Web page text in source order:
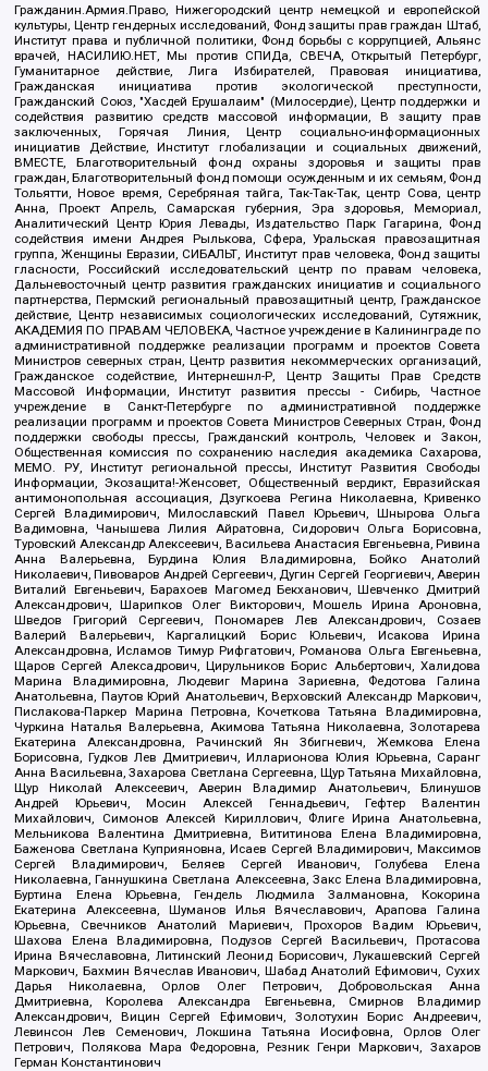
Гражданин.Армия.Право, Нижегородский центр немецкой и европейской
культуры, Центр гендерных исследований, Фонд защиты прав граждан Штаб,
Институт права и публичной политики, Фонд борьбы с коррупцией, Альянс
врачей, НАСИЛИЮ.НЕТ, Мы против СПИДа, СВЕЧА, Открытый Петербург,
Гуманитарное действие, Лига Избирателей, Правовая инициатива,
Гражданская инициатива против экологической преступности,
Гражданский Союз, "Хасдей Ерушалаим" (Милосердие), Центр поддержки и
содействия развитию средств массовой информации, В защиту прав
заключенных, Горячая Линия, Центр социально-информационных
инициатив Действие, Институт глобализации и социальных движений,
ВМЕСТЕ, Благотворительный фонд охраны здоровья и защиты прав
граждан, Благотворительный фонд помощи осужденным и их семьям, Фонд
Тольятти, Новое время, Серебряная тайга, Так-Так-Так, центр Сова, центр
Анна, Проект Апрель, Самарская губерния, Эра здоровья, Мемориал,
Аналитический Центр Юрия Левады, Издательство Парк Гагарина, Фонд
содействия имени Андрея Рылькова, Сфера, Уральская правозащитная
группа, Женщины Евразии, СИБАЛЬТ, Институт прав человека, Фонд защиты
гласности, Российский исследовательский центр по правам человека,
Дальневосточный центр развития гражданских инициатив и социального
партнерства, Пермский региональный правозащитный центр, Гражданское
действие, Центр независимых социологических исследований, Сутяжник,
АКАДЕМИЯ ПО ПРАВАМ ЧЕЛОВЕКА, Частное учреждение в Калининграде по
административной поддержке реализации программ и проектов Совета
Министров северных стран, Центр развития некоммерческих организаций,
Гражданское содействие, Интернешнл-Р, Центр Защиты Прав Средств
Массовой Информации, Институт развития прессы - Сибирь, Частное
учреждение в Санкт-Петербурге по административной поддержке
реализации программ и проектов Совета Министров Северных Стран, Фонд
поддержки свободы прессы, Гражданский контроль, Человек и Закон,
Общественная комиссия по сохранению наследия академика Сахарова,
МЕМО. РУ, Институт региональной прессы, Институт Развития Свободы
Информации, Экозащита!-Женсовет, Общественный вердикт, Евразийская
антимонопольная ассоциация, Дзугкоева Регина Николаевна, Кривенко
Сергей Владимирович, Милославский Павел Юрьевич, Шнырова Ольга
Вадимовна, Чанышева Лилия Айратовна, Сидорович Ольга Борисовна,
Туровский Александр Алексеевич, Васильева Анастасия Евгеньевна, Ривина
Анна Валерьевна, Бурдина Юлия Владимировна, Бойко Анатолий
Николаевич, Пивоваров Андрей Сергеевич, Дугин Сергей Георгиевич, Аверин
Виталий Евгеньевич, Барахоев Магомед Бекханович, Шевченко Дмитрий
Александрович, Шарипков Олег Викторович, Мошель Ирина Ароновна,
Шведов Григорий Сергеевич, Пономарев Лев Александрович, Созаев
Валерий Валерьевич, Каргалицкий Борис Юльевич, Исакова Ирина
Александровна, Исламов Тимур Рифгатович, Романова Ольга Евгеньевна,
Щаров Сергей Алексадрович, Цирульников Борис Альбертович, Халидова
Марина Владимировна, Людевиг Марина Зариевна, Федотова Галина
Анатольевна, Паутов Юрий Анатольевич, Верховский Александр Маркович,
Пислакова-Паркер Марина Петровна, Кочеткова Татьяна Владимировна,
Чуркина Наталья Валерьевна, Акимова Татьяна Николаевна, Золотарева
Екатерина Александровна, Рачинский Ян Збигневич, Жемкова Елена
Борисовна, Гудков Лев Дмитриевич, Илларионова Юлия Юрьевна, Саранг
Анна Васильевна, Захарова Светлана Сергеевна, Щур Татьяна Михайловна,
Щур Николай Алексеевич, Аверин Владимир Анатольевич, Блинушов
Андрей Юрьевич, Мосин Алексей Геннадьевич, Гефтер Валентин
Михайлович, Симонов Алексей Кириллович, Флиге Ирина Анатольевна,
Мельникова Валентина Дмитриевна, Вититинова Елена Владимировна,
Баженова Светлана Куприяновна, Исаев Сергей Владимирович, Максимов
Сергей Владимирович, Беляев Сергей Иванович, Голубева Елена
Николаевна, Ганнушкина Светлана Алексеевна, Закс Елена Владимировна,
Буртина Елена Юрьевна, Гендель Людмила Залмановна, Кокорина
Екатерина Алексеевна, Шуманов Илья Вячеславович, Арапова Галина
Юрьевна, Свечников Анатолий Мариевич, Прохоров Вадим Юрьевич,
Шахова Елена Владимировна, Подузов Сергей Васильевич, Протасова
Ирина Вячеславовна, Литинский Леонид Борисович, Лукашевский Сергей
Маркович, Бахмин Вячеслав Иванович, Шабад Анатолий Ефимович, Сухих
Дарья Николаевна, Орлов Олег Петрович, Добровольская Анна
Дмитриевна, Королева Александра Евгеньевна, Смирнов Владимир
Александрович, Вицин Сергей Ефимович, Золотухин Борис Андреевич,
Левинсон Лев Семенович, Локшина Татьяна Иосифовна, Орлов Олег
Петрович, Полякова Мара Федоровна, Резник Генри Маркович, Захаров
Герман Константинович